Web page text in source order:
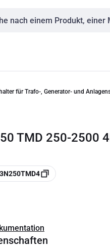
für Trafo-, Generator- und
TMD 250-2500